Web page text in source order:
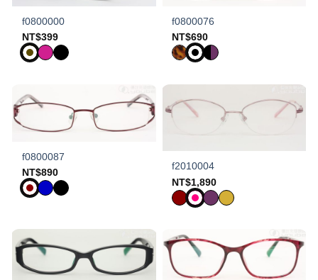
f0800000
NT$399
f0800076
NT$690
f0800087
NT$890
f2010004
NT$1,890